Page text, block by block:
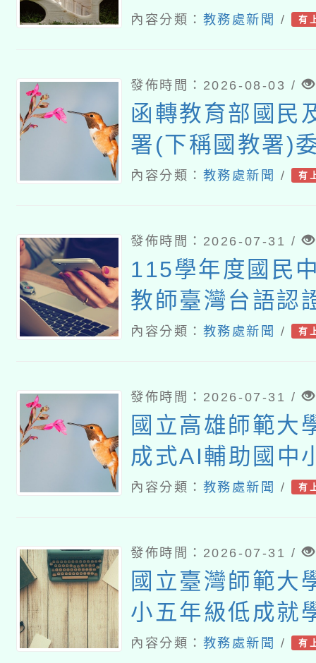
暨教學示範徵件
內容分類： 教務處新聞 / 有
發佈時間：2026-08-03 /
函轉教育部國民
署(下稱國教署)
灣師範大學辦理
畫』海外翱翔組
康學一下』澳洲
大學參訪活動成
內容分類： 教務處新聞 / 有
發佈時間：2026-07-31 /
115學年度國民
教師臺灣台語認
課程計畫
內容分類： 教務處新聞 / 有
發佈時間：2026-07-31 /
國立高雄師範大
成式AI輔助國中
教師教學工作坊
內容分類： 教務處新聞 / 有
發佈時間：2026-07-31 /
國立臺灣師範大
小五年級低成就
難問題與有效教
內容分類： 教務處新聞 / 有